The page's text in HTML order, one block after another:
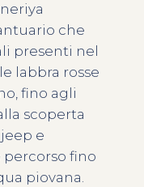
che
presenti nel
labbra rosse
fino agli
scoperta
e
fino
piovana.